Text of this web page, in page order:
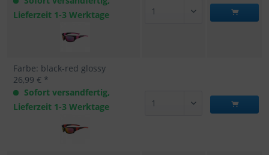
Lieferzeit 1-3 Werktage
Farbe: black-red glossy
26,99 € *
Sofort versandfertig,
Lieferzeit 1-3 Werktage